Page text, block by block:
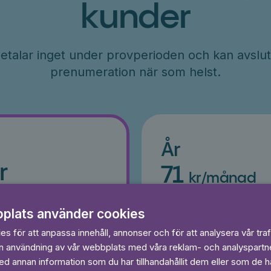
kunder
inget under provperioden och kan
prenumeration när som helst.
dagar gratis
År
71 kr/månad
Ingen bindningstid
använder cookies
för att anpassa innehåll, annonser och för att analysera vår
användning av vår webbplats med våra reklam- och
annan information som du har tillhandahållit dem eller som de